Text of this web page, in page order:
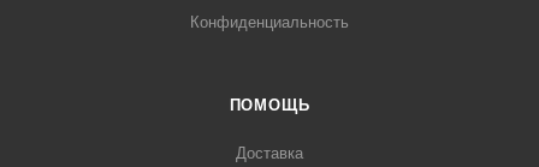
Конфиденциальность
ПОМОЩЬ
Доставка